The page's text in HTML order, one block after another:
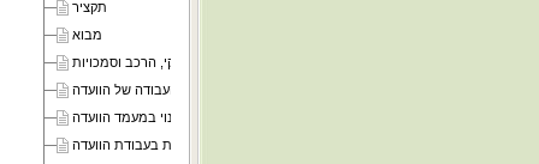
תקציר
מבוא
פרק א. רקע היסטורי, מעמד חוקי, הרכב וסמכויות
פרק ב. אופן הפעילות והליכי העבודה של הוועדה
פרק ג. הסיבות לשינוי במעמד הוועדה
פרק ד. סוגיות בעבודת הוועדה